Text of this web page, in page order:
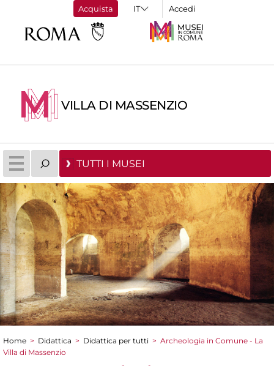
Acquista Accedi
VILLA DI MASSENZIO
TUTTI I MUSEI
Tu sei qui
Home > Didattica > Didattica per tutti > Archeologia in Comune - La
Villa di Massenzio